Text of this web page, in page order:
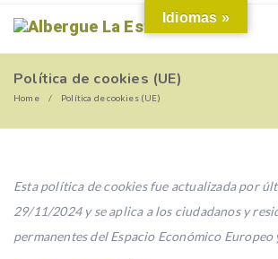
Política de cookies (UE)
Home Política de cookies (UE)
Esta política de cookies fue actualizada por
29/11/2024 y se aplica a los ciudadanos y
permanentes del Espacio Económico Europeo
Idiomas »